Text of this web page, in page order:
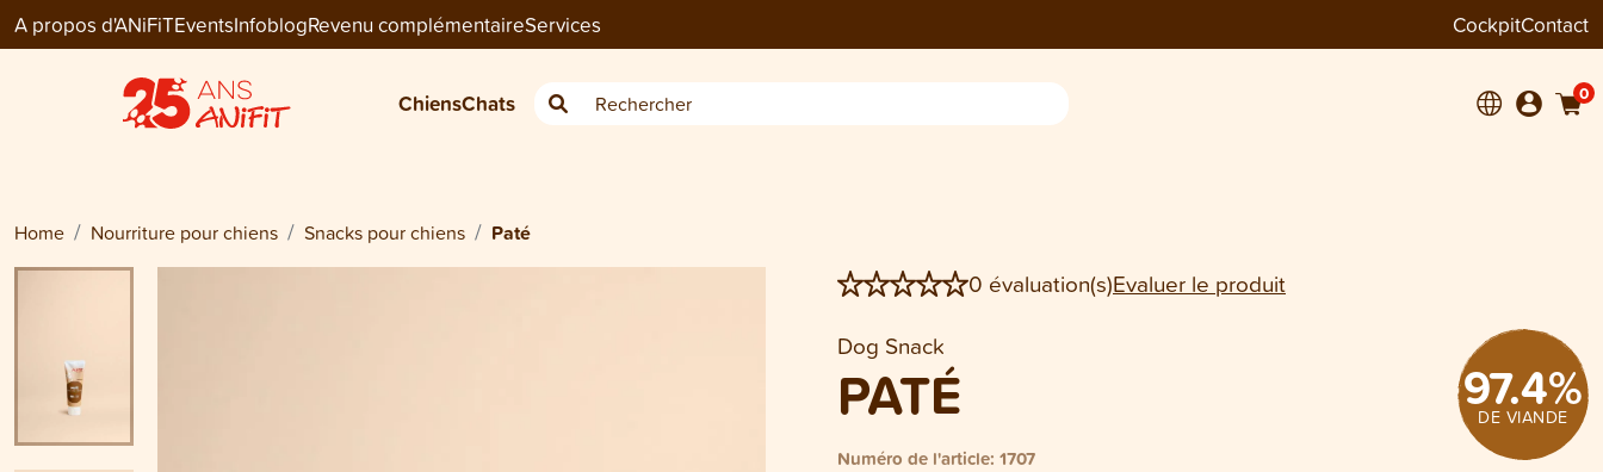
A propos d'ANiFiTEventsInfoblogRevenu complémentaireServices CockpitContact
ChiensChats 0
Dog Snack
PATÉ
CHF 6.60
Tube Dog/Cat Paté 75 g −
Home Nourriture pour chiens Snacks pour chiens Paté
0 évaluation(s)Evaluer le produit
Dog Snack
PATÉ
Numéro de l'article: 1707
97.4%
DE VIANDE